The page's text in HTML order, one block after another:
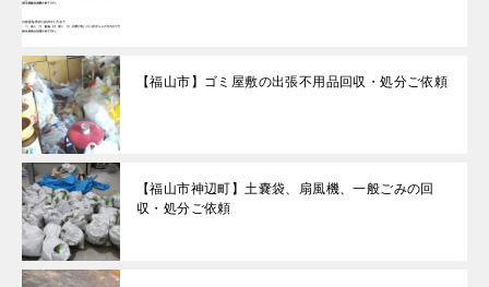
【福山市】ゴミ屋敷の出張不用品回収・処分ご依頼
【福山市神辺町】土嚢袋、扇風機、一般ごみの回
収・処分ご依頼